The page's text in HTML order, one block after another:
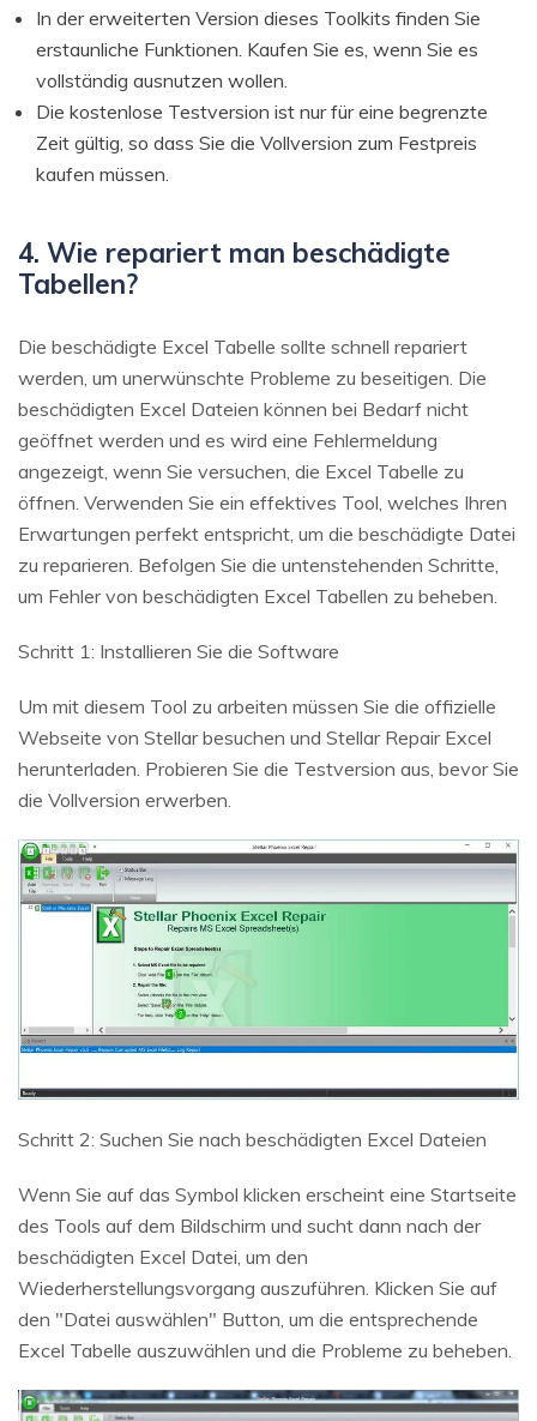
In der erweiterten Version dieses Toolkits finden Sie
erstaunliche Funktionen. Kaufen Sie es, wenn Sie es
vollständig ausnutzen wollen.
Die kostenlose Testversion ist nur für eine begrenzte
Zeit gültig, so dass Sie die Vollversion zum Festpreis
kaufen müssen.
4. Wie repariert man beschädigte
Tabellen?
Die beschädigte Excel Tabelle sollte schnell repariert
werden, um unerwünschte Probleme zu beseitigen. Die
beschädigten Excel Dateien können bei Bedarf nicht
geöffnet werden und es wird eine Fehlermeldung
angezeigt, wenn Sie versuchen, die Excel Tabelle zu
öffnen. Verwenden Sie ein effektives Tool, welches Ihren
Erwartungen perfekt entspricht, um die beschädigte Datei
zu reparieren. Befolgen Sie die untenstehenden Schritte,
um Fehler von beschädigten Excel Tabellen zu beheben.
Schritt 1: Installieren Sie die Software
Um mit diesem Tool zu arbeiten müssen Sie die offizielle
Webseite von Stellar besuchen und Stellar Repair Excel
herunterladen. Probieren Sie die Testversion aus, bevor Sie
die Vollversion erwerben.
Schritt 2: Suchen Sie nach beschädigten Excel Dateien
Wenn Sie auf das Symbol klicken erscheint eine Startseite
des Tools auf dem Bildschirm und sucht dann nach der
beschädigten Excel Datei, um den
Wiederherstellungsvorgang auszuführen. Klicken Sie auf
den "Datei auswählen" Button, um die entsprechende
Excel Tabelle auszuwählen und die Probleme zu beheben.